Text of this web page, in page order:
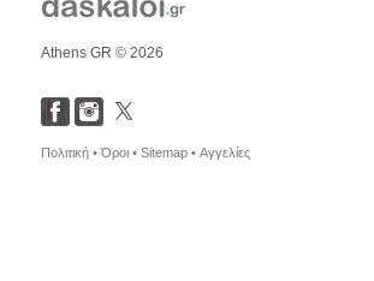
Athens GR © 2026
Πολιτική •Όροι • Sitemap • Αγγελίες